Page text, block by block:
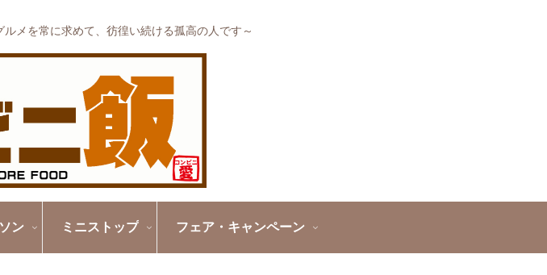
メを常に求めて、彷徨い続ける孤高の人です～
ン ミニストップ フェア・キャンペーン